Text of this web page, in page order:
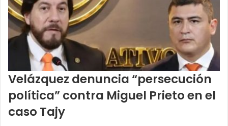
Velázquez denuncia “persecución
política” contra Miguel Prieto en el
caso Tajy